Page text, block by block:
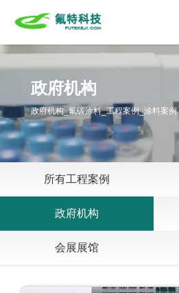
新闻动态
工程案例
政府机构
政府机构_氟碳涂料_工程案例_涂料案例
所有工程案例
政府机构
会展展馆